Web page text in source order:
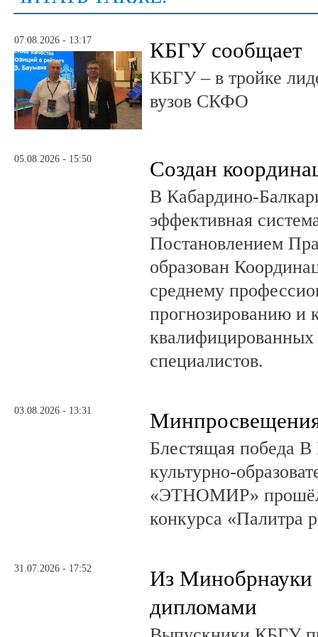
07.08.2026 - 13:17 КБГУ сообщает
КБГУ – в тройке
вузов СКФО
05.08.2026 - 15:50 Создан
В Кабардино-
эффективная
Постановлением
образован
среднему
прогнозированию и
квалифицированных
специалистов.
03.08.2026 - 13:31
Блестящая победа В
культурно-
«ЭТНОМИР» прошёл
конкурса «Палитра
31.07.2026 - 17:52
Из Минобрнауки
дипломами